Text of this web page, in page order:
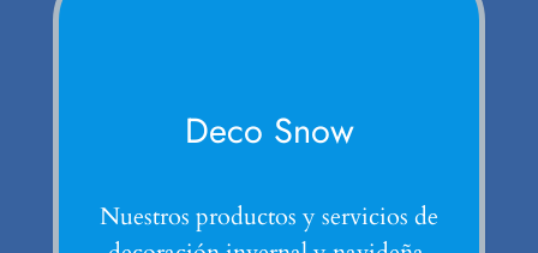
Deco Snow
Nuestros productos y servicios de